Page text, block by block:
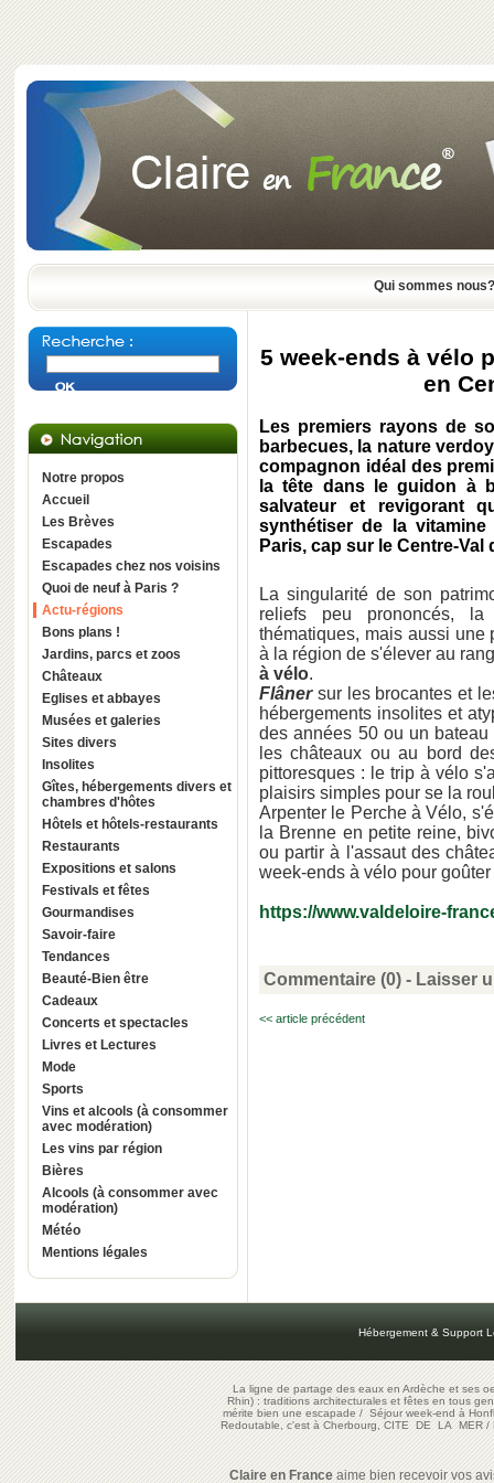
Qui sommes nous?
Notre propos
Accueil
Les Brèves
Escapades
Escapades chez nos voisins
Quoi de neuf à Paris ?
Actu-régions
Bons plans !
Jardins, parcs et zoos
Châteaux
Eglises et abbayes
Musées et galeries
Sites divers
Insolites
Gîtes, hébergements divers et
chambres d'hôtes
Hôtels et hôtels-restaurants
Restaurants
Expositions et salons
Festivals et fêtes
Gourmandises
Savoir-faire
Tendances
Beauté-Bien être
Cadeaux
Concerts et spectacles
Livres et Lectures
Mode
Sports
Vins et alcools (à consommer
avec modération)
Les vins par région
Bières
Alcools (à consommer avec
modération)
Météo
Mentions légales
5 week-ends à vélo
en
Les premiers rayons de
barbecues, la nature
compagnon idéal des
la tête dans le guidon à
salvateur et revigorant
synthétiser de la
Paris, cap sur le Centre-Val
La singularité de son
reliefs peu prononcés,
thématiques, mais aussi une
à la région de s'élever au
à vélo.
Flâner sur les brocantes et
hébergements insolites et
des années 50 ou un
les châteaux ou au bord
pittoresques : le trip à vélo
plaisirs simples pour se la
Arpenter le Perche à Vélo,
la Brenne en petite reine,
ou partir à l'assaut des
week-ends à vélo pour
https://www.valdeloire-
Commentaire (0) - Laisser
<< article précédent
Hébergement & Support
La ligne de partage des eaux en Ardèche et ses
Rhin) : traditions architecturales et fêtes en tous
mérite bien une escapade/Séjour week-end à
Redoutable, c'est à Cherbourg, CITE DE LA MER/
Claire en Franceaime bien recevoir vos